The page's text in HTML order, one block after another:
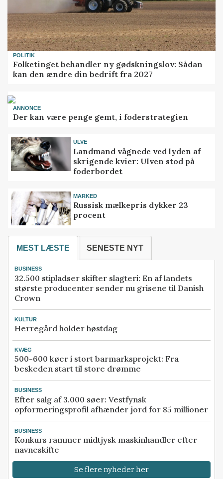
POLITIK
Folketinget behandler ny gødskningslov: Sådan
kan den ændre din bedrift fra 2027
ANNONCE
Der kan være penge gemt, i foderstrategien
ULVE
Landmand vågnede ved lyden af
skrigende kvier: Ulven stod på
foderbordet
MARKED
Russisk mælkepris dykker 23
procent
MEST LÆSTE SENESTE NYT
BUSINESS
32.500 stipladser skifter slagteri: En af landets
største producenter sender nu grisene til Danish
Crown
KULTUR
Herregård holder høstdag
KVÆG
500-600 køer i stort barmarksprojekt: Fra
beskeden start til store drømme
BUSINESS
Efter salg af 3.000 søer: Vestfynsk
opformeringsprofil afhænder jord for 85 millioner
BUSINESS
Konkurs rammer midtjysk maskinhandler efter
navneskifte
Se flere nyheder her